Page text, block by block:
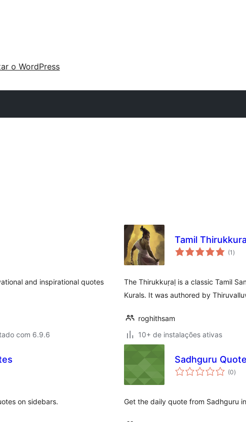
o WordPress
and inspirational quotes
com 6.9.6
Tamil
(1 total
de
)
The Thirukkuṛaḷ is a classic Tamil
Kurals. It was authored by
roghithsam
10+ de instalações ativas
on sidebars.
Sadhguru
(0total
de
)
Get the daily quote from Sadhguru